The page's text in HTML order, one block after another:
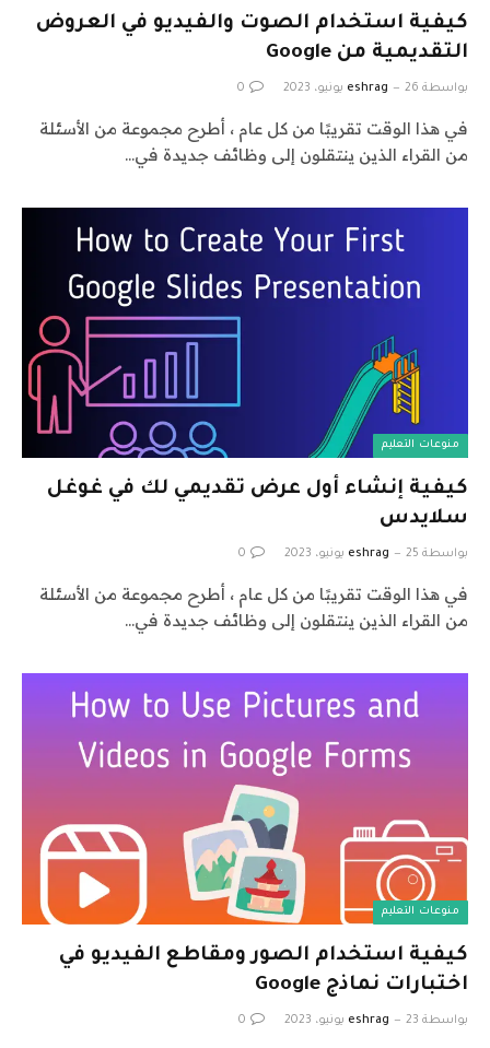
كيفية استخدام الصوت والفيديو في العروض
التقديمية من Google
بواسطة eshrag 26 يونيو، 2023 0
في هذا الوقت تقريبًا من كل عام ، أطرح مجموعة من الأسئلة
من القراء الذين ينتقلون إلى وظائف جديدة في…
منوعات التعليم
كيفية إنشاء أول عرض تقديمي لك في غوغل
سلايدس
بواسطة eshrag 25 يونيو، 2023 0
في هذا الوقت تقريبًا من كل عام ، أطرح مجموعة من الأسئلة
من القراء الذين ينتقلون إلى وظائف جديدة في…
منوعات التعليم
كيفية استخدام الصور ومقاطع الفيديو في
اختبارات نماذج Google
بواسطة eshrag 23 يونيو، 2023 0